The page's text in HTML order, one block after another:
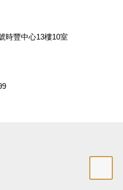
時豐中心13樓10室